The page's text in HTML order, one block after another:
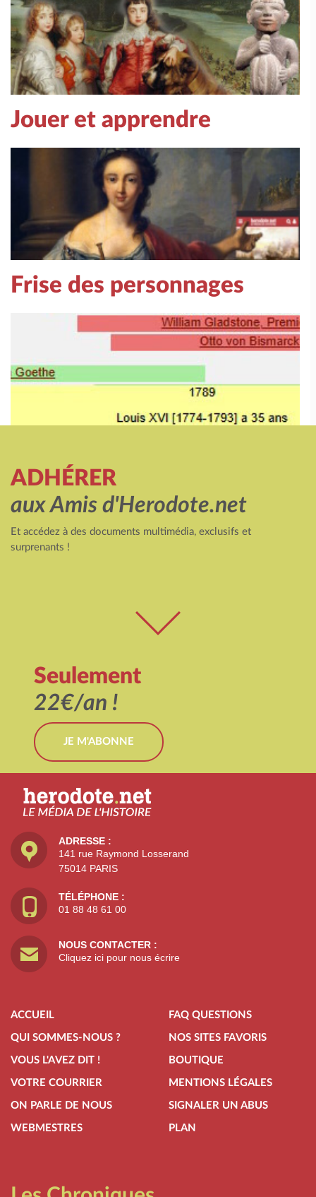
Jouer et apprendre
Frise des personnages
ADHÉRER
aux Amis d'Herodote.net
Et accédez à des documents multimédia, exclusifs et
surprenants !
Seulement
22€/an !
JE M'ABONNE
ADRESSE :
141 rue Raymond Losserand
75014 PARIS
TÉLÉPHONE :
01 88 48 61 00
NOUS CONTACTER :
Cliquez ici pour nous écrire
ACCUEIL
QUI SOMMES-NOUS ?
VOUS L'AVEZ DIT !
VOTRE COURRIER
ON PARLE DE NOUS
WEBMESTRES
FAQ QUESTIONS
NOS SITES FAVORIS
BOUTIQUE
MENTIONS LÉGALES
SIGNALER UN ABUS
PLAN